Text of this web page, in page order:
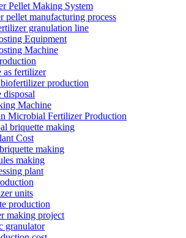
Pellet Making System
pellet manufacturing process
granulation line
Equipment
Machine
as fertilizer
production
disposal
Machine
Microbial Fertilizer Production
briquette making
Cost
making
making
plant
units
production
making project
granulator